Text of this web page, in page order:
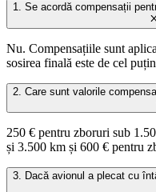
1. Se acordă compensații
Nu. Compensațiile sunt
sosirea finală este de cel
2. Care sunt valorile
250 € pentru zboruri sub
și 3.500 km și 600 € pentru
3. Dacă avionul a plecat cu